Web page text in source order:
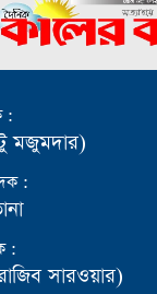
:
মজুমদার)
:
:
সারওয়ার)